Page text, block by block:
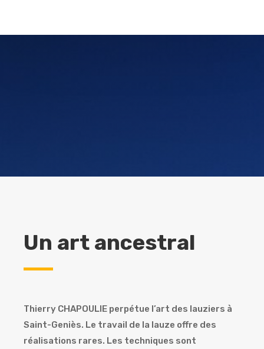
Un art ancestral
Thierry CHAPOULIE perpétue l’art des lauziers à
Saint-Geniès. Le travail de la lauze offre des
réalisations rares. Les techniques sont